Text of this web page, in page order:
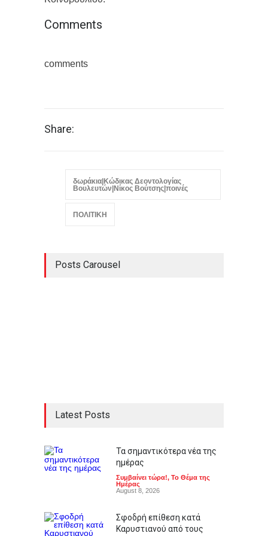
Comments
comments
Share:
δωράκια|Κώδικας Δεοντολογίας
Βουλευτών|Νίκος Βούτσης|ποινές
ΠΟΛΙΤΙΚΗ
Posts Carousel
Latest Posts
Τα σημαντικότερα νέα της
ημέρας
Συμβαίνει τώρα!, Το Θέμα της
Ημέρας
August 8, 2026
Σφοδρή επίθεση κατά
Καρυστιανού από τους